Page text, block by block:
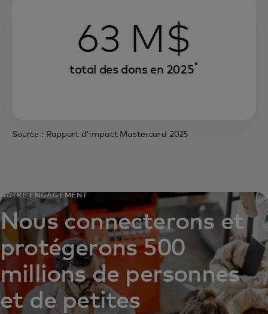
63 M$
total des dons en 2025*
Source : Rapport d'impact Mastercard 2025
NOTRE ENGAGEMENT
Nous connecterons et
protégerons 500
millions de personnes
et de petites